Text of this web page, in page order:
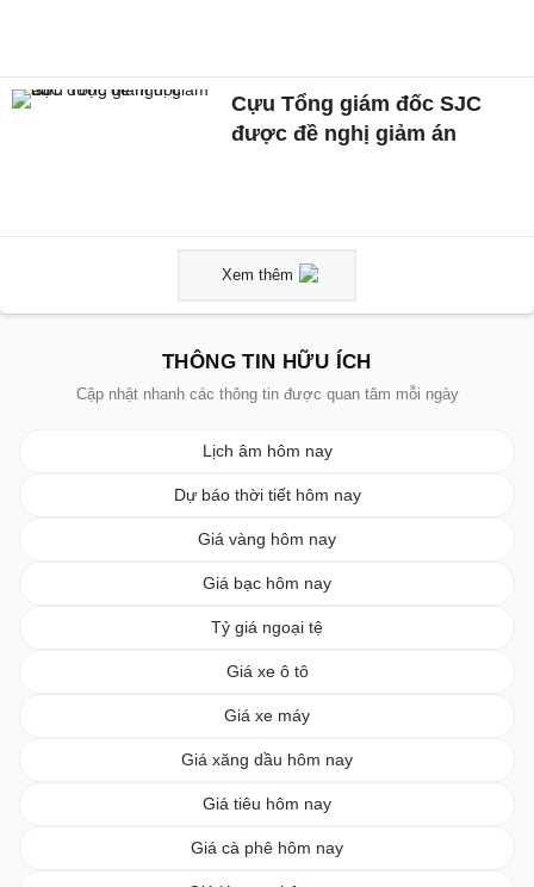
Cựu Tổng giám đốc SJC
được đề nghị giảm án
Xem thêm
THÔNG TIN HỮU ÍCH
Cập nhật nhanh các thông tin được quan tâm mỗi ngày
Lịch âm hôm nay
Dự báo thời tiết hôm nay
Giá vàng hôm nay
Giá bạc hôm nay
Tỷ giá ngoại tệ
Giá xe ô tô
Giá xe máy
Giá xăng dầu hôm nay
Giá tiêu hôm nay
Giá cà phê hôm nay